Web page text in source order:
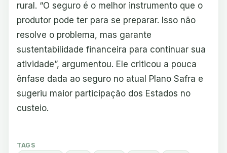
rural. “O seguro é o melhor instrumento que o
produtor pode ter para se preparar. Isso não
resolve o problema, mas garante
sustentabilidade financeira para continuar sua
atividade”, argumentou. Ele criticou a pouca
ênfase dada ao seguro no atual Plano Safra e
sugeriu maior participação dos Estados no
custeio.
TAGS